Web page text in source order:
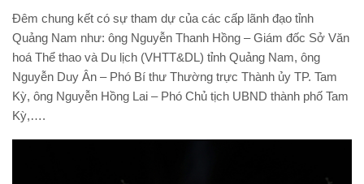
Đêm chung kết có sự tham dự của các cấp lãnh đạo tỉnh
Quảng Nam như: ông Nguyễn Thanh Hồng – Giám đốc Sở Văn
hoá Thể thao và Du lịch (VHTT&DL) tỉnh Quảng Nam, ông
Nguyễn Duy Ân – Phó Bí thư Thường trực Thành ủy TP. Tam
Kỳ, ông Nguyễn Hồng Lai – Phó Chủ tịch UBND thành phố Tam
Kỳ,….